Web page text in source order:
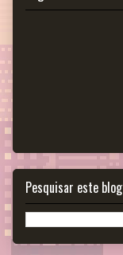
Pesquisar este blog